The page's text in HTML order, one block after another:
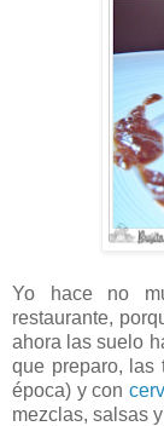
Yo hace no
restaurante,
ahora las suelo
que preparo, las
época) y con
mezclas, salsas